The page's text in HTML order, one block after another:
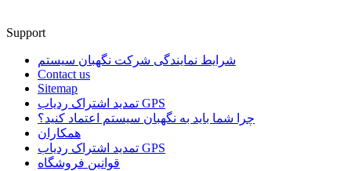
Support
شرایط نمایندگی شرکت نگهبان سیستم
Contact us
Sitemap
تمدید اشتراک ردیاب GPS
چرا شما باید به نگهبان سیستم اعتماد کنید؟
همکاران
تمدید اشتراک ردیاب GPS
قوانین فروشگاه